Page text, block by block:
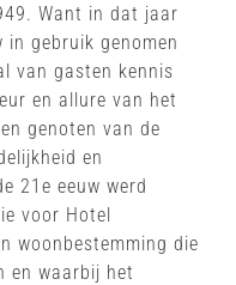
Want in dat jaar
in gebruik genomen
van gasten kennis
en allure van het
genoten van de
en
21e eeuw werd
voor Hotel
woonbestemming die
en waarbij het